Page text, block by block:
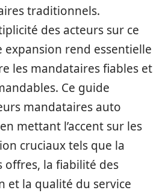
traditionnels.
des acteurs sur ce
expansion rend essentielle
les mandataires fiables et
Ce guide
mandataires auto
mettant l’accent sur les
cruciaux tels que la
offres, la fiabilité des
et la qualité du service